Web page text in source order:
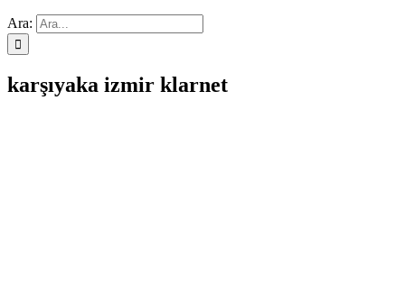
Ara:
karşıyaka izmir klarnet